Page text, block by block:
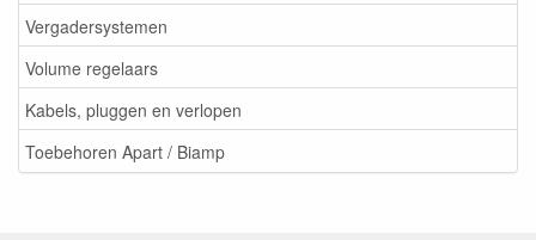
Vergadersystemen
Volume regelaars
Kabels, pluggen en verlopen
Toebehoren Apart / Biamp